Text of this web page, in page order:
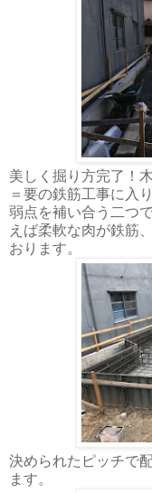
美しく掘り方完了！
＝要の鉄筋工事に入
弱点を補い合う二つ
えば柔軟な肉が鉄筋
おります。
決められたピッチで
ます。